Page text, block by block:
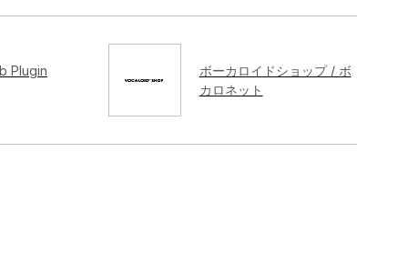
Plugin
ボーカロイドショップ / ボ
カロネット